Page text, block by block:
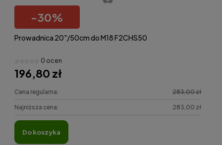
-30%
Prowadnica 20"/50cm do M18 F2CHS50
0 ocen
196,80 zł
Cena regularna: 283,00 zł
Najniższa cena: 283,00 zł
do koszyka